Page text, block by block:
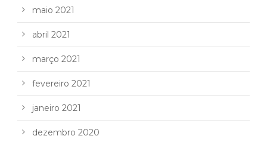
maio 2021
abril 2021
março 2021
fevereiro 2021
janeiro 2021
dezembro 2020